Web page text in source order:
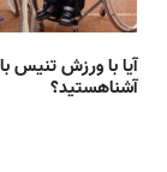
آیا با ورزش تنیس
آشناهستید؟